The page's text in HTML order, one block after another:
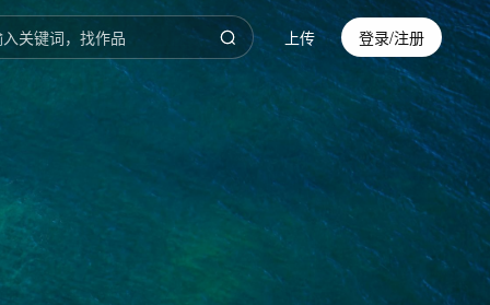
上传 登录/注册